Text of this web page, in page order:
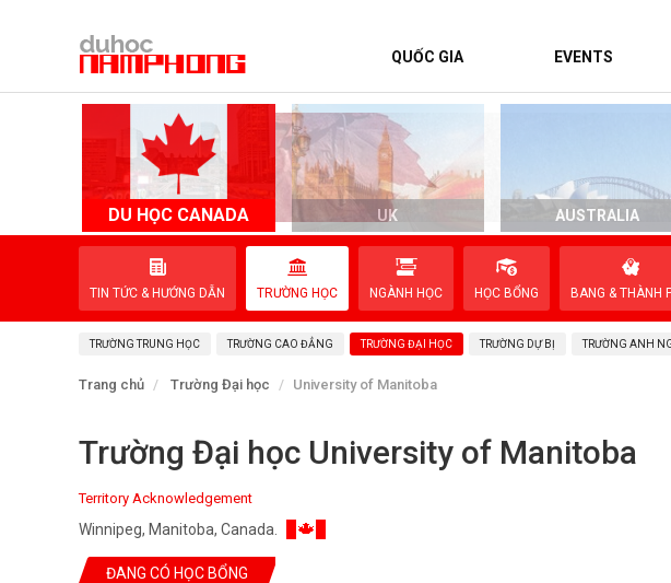
QUỐC GIA EVENTS
DU HỌC CANADA UK AUSTRALIA
TIN TỨC & HƯỚNG DẪN TRƯỜNG HỌC NGÀNH HỌC HỌC BỔNG BANG & THÀNH
TRƯỜNG TRUNG HỌC TRƯỜNG CAO ĐẲNG TRƯỜNG ĐẠI HỌC TRƯỜNG DỰ BỊ TRƯỜNG ANH
Trang chủ Trường Đại học University of Manitoba
Trường Đại học University of Manitoba
Territory Acknowledgement
Winnipeg, Manitoba, Canada.
ĐANG CÓ HỌC BỔNG
TRANG CHỦ
QUỐC GIA
EVENTS